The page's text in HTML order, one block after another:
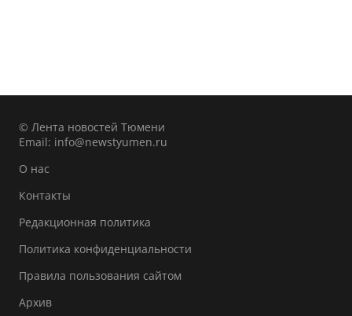
© Лента новостей Тюмени
Email: info@newstyumen.ru
О нас
Контакты
Редакционная политика
Политика конфиденциальности
Правила пользования сайтом
Архив